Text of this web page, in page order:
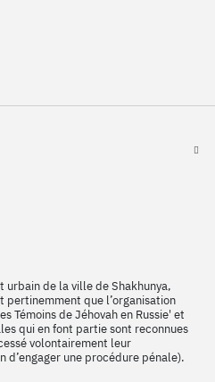
de la ville de Shakhunya,
pertinemment que l’organisation
Témoins de Jéhovah en Russie' et
qui en font partie sont reconnues
volontairement leur
une procédure pénale).